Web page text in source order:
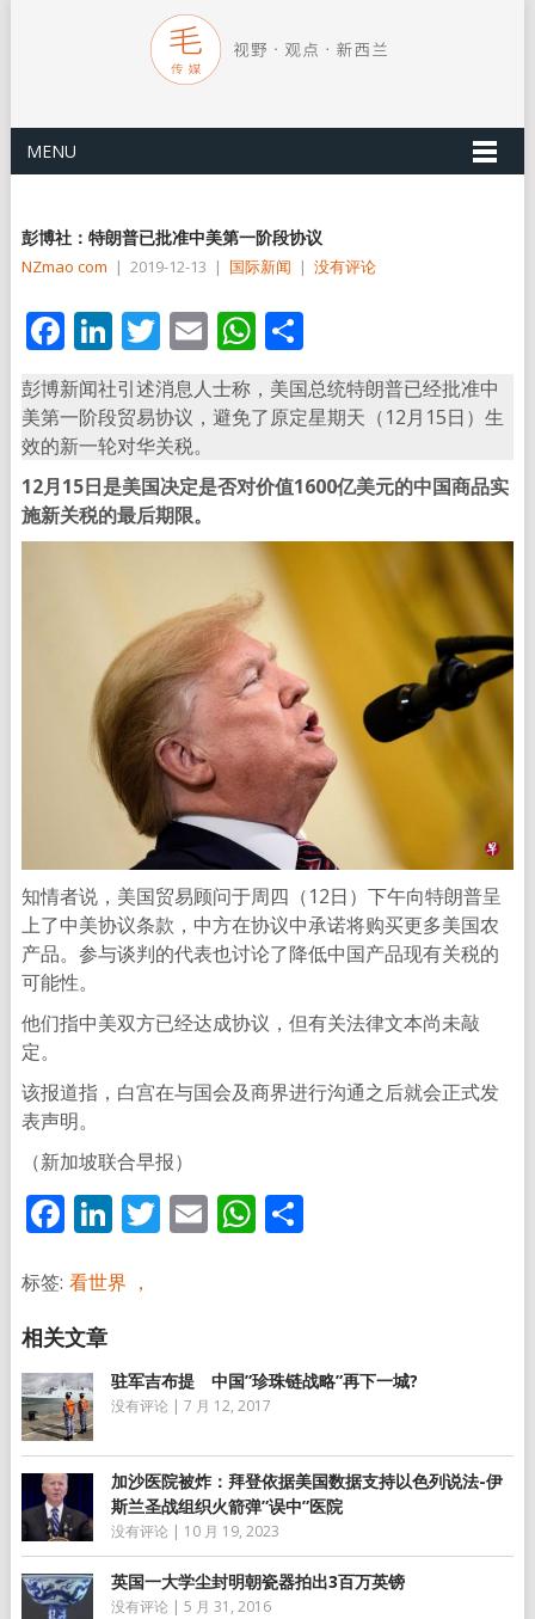
MENU
彭博社：特朗普已批准中美第一阶段协议
NZmao com | 2019-12-13 | 国际新闻 | 没有评论
Facebook
LinkedIn
Twitter
EmailWhatsApp
分
享
彭博新闻社引述消息人士称，美国总统特朗普已经批准中
美第一阶段贸易协议，避免了原定星期天（12月15日）生
效的新一轮对华关税。
12月15日是美国决定是否对价值1600亿美元的中国商品实
施新关税的最后期限。
知情者说，美国贸易顾问于周四（12日）下午向特朗普呈
上了中美协议条款，中方在协议中承诺将购买更多美国农
产品。参与谈判的代表也讨论了降低中国产品现有关税的
可能性。
他们指中美双方已经达成协议，但有关法律文本尚未敲
定。
该报道指，白宫在与国会及商界进行沟通之后就会正式发
表声明。
（新加坡联合早报）
Facebook
LinkedIn
Twitter
EmailWhatsApp
分
标签: 看世界 ，
驻军吉布提 中国”珍珠链战略”再下一城?
没有评论 | 7 月 12, 2017
加沙医院被炸：拜登依据美国数据支持以色列说法-伊
斯兰圣战组织火箭弹”误中”医院
没有评论 | 10 月 19, 2023
英国一大学尘封明朝瓷器拍出3百万英镑
没有评论 | 5 月 31, 2016